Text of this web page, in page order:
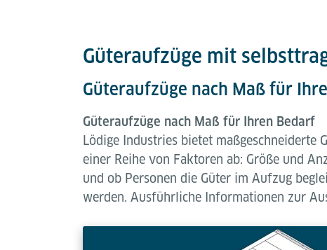
Güteraufzüge mit
Güteraufzüge nach Maß für
Güteraufzüge nach Maß für Ihren Bedarf
Lödige Industries bietet maßgeschneiderte
einer Reihe von Faktoren ab: Größe und
und ob Personen die Güter im Aufzug
werden. Ausführliche Informationen zur